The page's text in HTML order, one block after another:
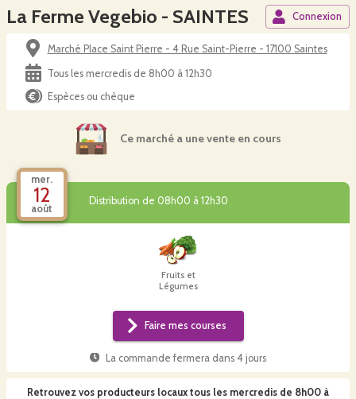
La Ferme Vegebio - SAINTES Connexion
Marché Place Saint Pierre - 4 Rue Saint-Pierre - 17100 Saintes
Tous les mercredis de 8h00 à 12h30
Espèces ou chèque
Ce marché a une vente en cours
mer.
12
août
Distribution de 08h00 à 12h30
Fruits et
Légumes
Faire mes courses
La commande fermera dans4 jours
Retrouvez vos producteurs locaux tous les mercredis de 8h00 à